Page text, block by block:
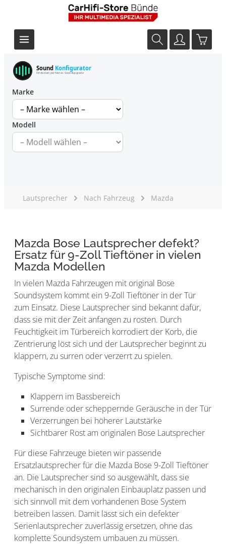
Sound Konfigurator
Finde dein perfektes Soundupgrade
Marke
Modell
Lautsprecher Nach Fahrzeug Mazda
Mazda Bose Lautsprecher defekt?
Ersatz für 9-Zoll Tieftöner in vielen
Mazda Modellen
In vielen Mazda Fahrzeugen mit original Bose
Soundsystem kommt ein 9-Zoll Tieftöner in der Tür
zum Einsatz. Diese Lautsprecher sind bekannt dafür,
dass sie mit der Zeit anfangen zu rosten. Durch
Feuchtigkeit im Türbereich korrodiert der Korb, die
Zentrierung löst sich und der Lautsprecher beginnt zu
klappern, zu surren oder verzerrt zu spielen.
Typische Symptome sind:
Klappern im Bassbereich
Surrende oder scheppernde Geräusche in der Tür
Verzerrungen bei höherer Lautstärke
Sichtbarer Rost am originalen Bose Lautsprecher
Für diese Fahrzeuge bieten wir passende
Ersatzlautsprecher für die Mazda Bose 9-Zoll Tieftöner
an. Die Lautsprecher sind so ausgewählt, dass sie
mechanisch in den originalen Einbauplatz passen und
sich sinnvoll mit dem vorhandenen Bose System
betreiben lassen. Damit lässt sich ein defekter
Serienlautsprecher zuverlässig ersetzen, ohne das
komplette Soundsystem umbauen zu müssen.